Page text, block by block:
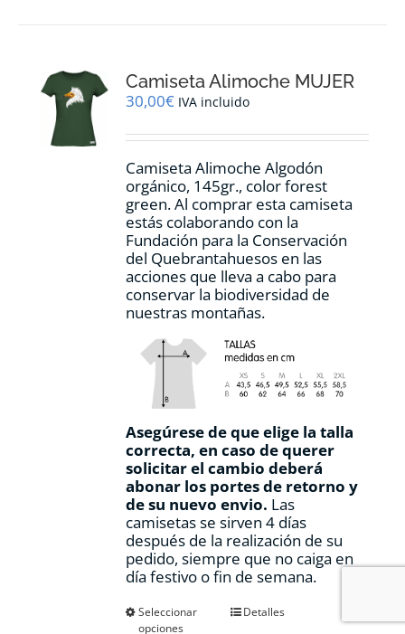
se
pueden
en
página
de
producto
Camiseta Alimoche MUJER
30,00€ IVA incluido
Camiseta Alimoche Algodón
orgánico, 145gr., color forest
green. Al comprar esta camiseta
estás colaborando con la
Fundación para la Conservación
del Quebrantahuesos en las
acciones que lleva a cabo para
conservar la biodiversidad de
nuestras montañas.
Asegúrese de que elige la talla
correcta, en caso de querer
solicitar el cambio deberá
abonar los portes de retorno y
de su nuevo envio. Las
camisetas se sirven 4 días
después de la realización de su
pedido, siempre que no caiga en
día festivo o fin de semana.
Seleccionar
opciones
EsteDetalles